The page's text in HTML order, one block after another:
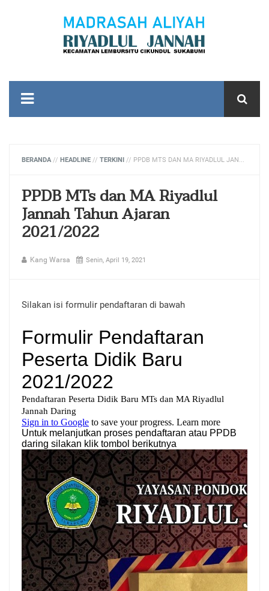
BERANDA// HEADLINE // TERKINI // PPDB MTS DAN MA RIYADLUL JANNAH TAHUN AJARAN 2021/2022
PPDB MTs dan MA Riyadlul
Jannah Tahun Ajaran
2021/2022
Kang Warsa Senin, April 19, 2021
Silakan isi formulir pendaftaran di bawah